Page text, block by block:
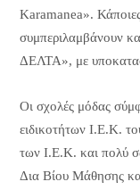
Karamanea».
συμπεριλαμβάνουν
ΔΕΛΤΑ», με
Οι σχολές μόδας
ειδικοτήτων Ι.Ε.Κ.
των Ι.Ε.Κ. και πολύ
Δια Βίου Μάθησης